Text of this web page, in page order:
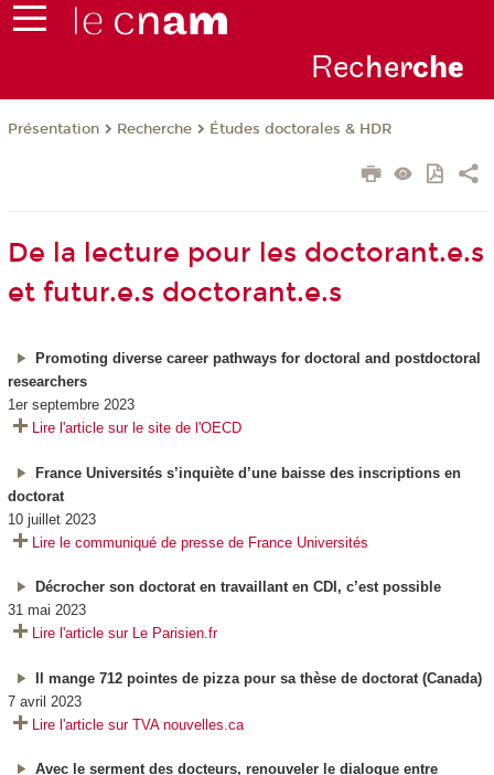
Recherche
Présentation Recherche Études doctorales & HDR
De la lecture pour les doctorant.e.s
et futur.e.s doctorant.e.s
Promoting diverse career pathways for doctoral and postdoctoral
researchers
1er septembre 2023
Lire l'article sur le site de l'OECD
France Universités s’inquiète d’une baisse des inscriptions en
doctorat
10 juillet 2023
Lire le communiqué de presse de France Universités
Décrocher son doctorat en travaillant en CDI, c’est possible
31 mai 2023
Lire l'article sur Le Parisien.fr
Il mange 712 pointes de pizza pour sa thèse de doctorat (Canada)
7 avril 2023
Lire l'article sur TVA nouvelles.ca
Avec le serment des docteurs, renouveler le dialogue entre